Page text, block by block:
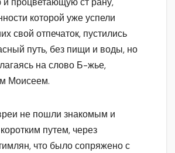
которой уже успели
свой отпечаток, пустились
путь, без пищи и воды, но
на слово Б-жье,
Моисеем.
не пошли знакомым и
путем, через
что было сопряжено с